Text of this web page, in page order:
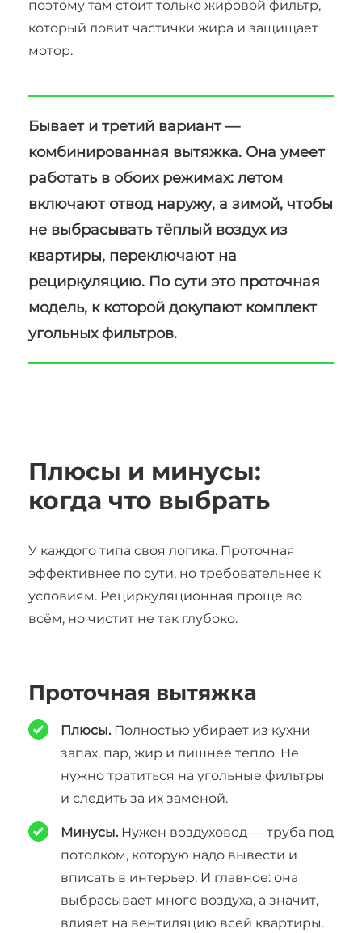
поэтому там стоит только жировой фильтр,
который ловит частички жира и защищает
мотор.
Бывает и третий вариант —
комбинированная вытяжка. Она умеет
работать в обоих режимах: летом
включают отвод наружу, а зимой, чтобы
не выбрасывать тёплый воздух из
квартиры, переключают на
рециркуляцию. По сути это проточная
модель, к которой докупают комплект
угольных фильтров.
Плюсы и минусы:
когда что выбрать
У каждого типа своя логика. Проточная
эффективнее по сути, но требовательнее к
условиям. Рециркуляционная проще во
всём, но чистит не так глубоко.
Проточная вытяжка
Плюсы.Полностью убирает из кухни
запах, пар, жир и лишнее тепло. Не
нужно тратиться на угольные фильтры
и следить за их заменой.
Минусы.Нужен воздуховод — труба под
потолком, которую надо вывести и
вписать в интерьер. И главное: она
выбрасывает много воздуха, а значит,
влияет на вентиляцию всей квартиры.